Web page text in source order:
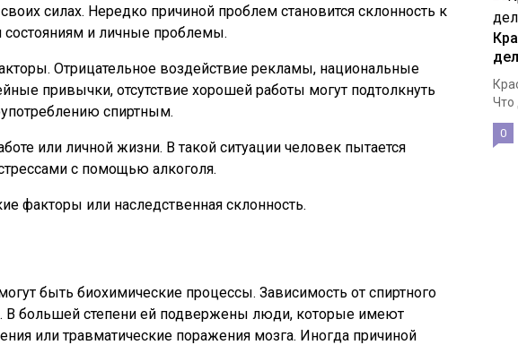
силах. Нередко причиной проблем становится склонность к
и личные проблемы.
Отрицательное воздействие рекламы, национальные
привычки, отсутствие хорошей работы могут подтолкнуть
спиртным.
или личной жизни. В такой ситуации человек пытается
с помощью алкоголя.
факторы или наследственная склонность.
быть биохимические процессы. Зависимость от спиртного
В большей степени ей подвержены люди, которые имеют
или травматические поражения мозга. Иногда причиной
Что
0